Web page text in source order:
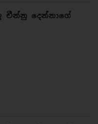
චීන්නු දෙන්නාගේ